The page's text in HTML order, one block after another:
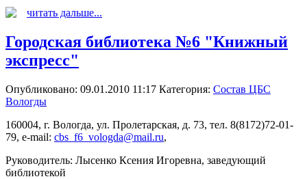
читать дальше...
Городская библиотека №6 "Книжный
экспресс"
Опубликовано: 09.01.2010 11:17 Категория: Состав ЦБС
Вологды
160004, г. Вологда, ул. Пролетарская, д. 73, тел. 8(8172)72-01-
79, e-mail: cbs_f6_vologda@mail.ru,
Руководитель: Лысенко Ксения Игоревна, заведующий
библиотекой